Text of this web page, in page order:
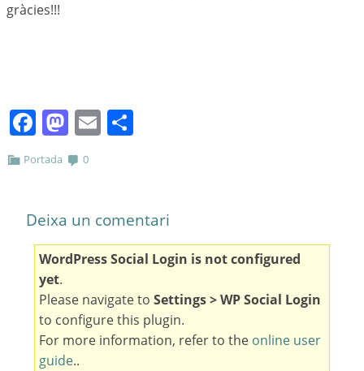
gràcies!!!
Facebook
Mastodon
Email
Portada 0
Deixa un comentari
WordPress Social Login is not configured
yet.
Please navigate to Settings > WP Social Login
to configure this plugin.
For more information, refer to the online user
guide..